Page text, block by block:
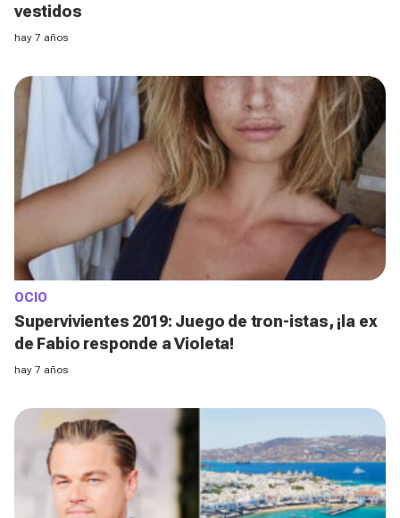
vestidos
hay 7 años
OCIO
Supervivientes 2019: Juego de tron-istas, ¡la ex
de Fabio responde a Violeta!
hay 7 años